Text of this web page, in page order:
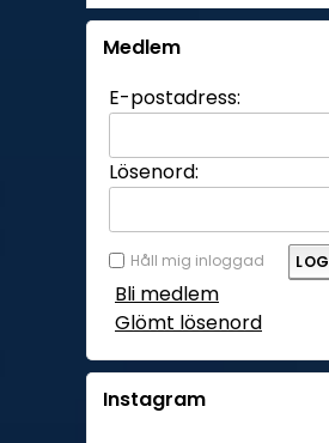
Medlem
E-postadress:
Lösenord:
Håll mig inloggad
Bli medlem
Glömt lösenord
Instagram